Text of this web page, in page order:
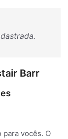
Barr
para vocês. O